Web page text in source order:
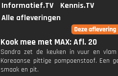
Informatief.TV
Kennis.TV
Alle afleveringen
Kook mee met MAX: Afl. 20
Sandra zet de keuken in vuur en
Koreaanse pittige pompoenstoof. Een
smaak en pit.